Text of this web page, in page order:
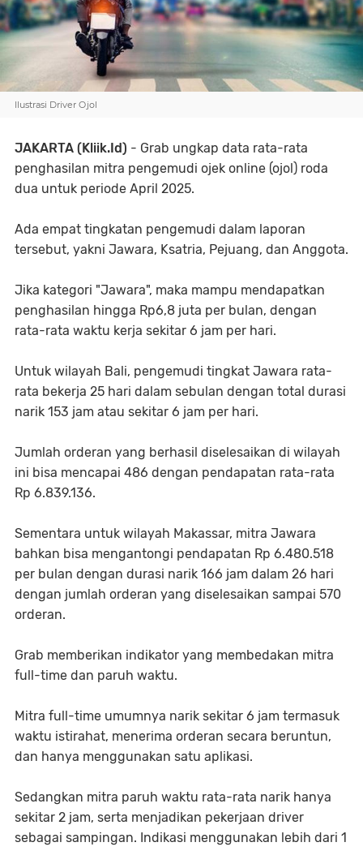
Ilustrasi Driver Ojol
JAKARTA (Kliik.Id) - Grab ungkap data rata-rata
penghasilan mitra pengemudi ojek online (ojol) roda
dua untuk periode April 2025.
Ada empat tingkatan pengemudi dalam laporan
tersebut, yakni Jawara, Ksatria, Pejuang, dan Anggota.
Jika kategori "Jawara", maka mampu mendapatkan
penghasilan hingga Rp6,8 juta per bulan, dengan
rata-rata waktu kerja sekitar 6 jam per hari.
Untuk wilayah Bali, pengemudi tingkat Jawara rata-
rata bekerja 25 hari dalam sebulan dengan total durasi
narik 153 jam atau sekitar 6 jam per hari.
Jumlah orderan yang berhasil diselesaikan di wilayah
ini bisa mencapai 486 dengan pendapatan rata-rata
Rp 6.839.136.
Sementara untuk wilayah Makassar, mitra Jawara
bahkan bisa mengantongi pendapatan Rp 6.480.518
per bulan dengan durasi narik 166 jam dalam 26 hari
dengan jumlah orderan yang diselesaikan sampai 570
orderan.
Grab memberikan indikator yang membedakan mitra
full-time dan paruh waktu.
Mitra full-time umumnya narik sekitar 6 jam termasuk
waktu istirahat, menerima orderan secara beruntun,
dan hanya menggunakan satu aplikasi.
Sedangkan mitra paruh waktu rata-rata narik hanya
sekitar 2 jam, serta menjadikan pekerjaan driver
sebagai sampingan. Indikasi menggunakan lebih dari 1